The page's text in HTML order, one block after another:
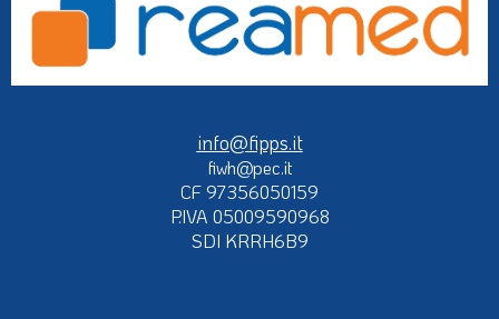
info@fipps.it
fiwh@pec.it
CF 97356050159
P.IVA 05009590968
SDI KRRH6B9